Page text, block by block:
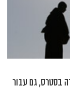
בסטרס, גם עבור